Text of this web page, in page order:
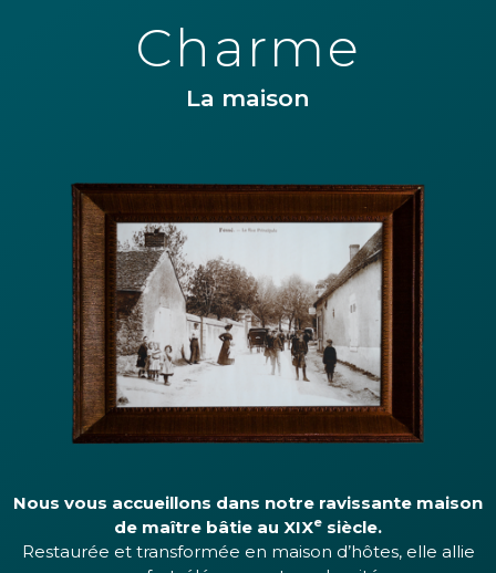
Charme
La maison
Nous vous accueillons dans notre ravissante maison
de maître bâtie au XIXe siècle.
Restaurée et transformée en maison d’hôtes, elle allie